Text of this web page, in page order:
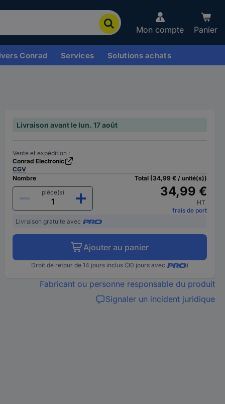
Mon compte Panier
Conrad Services Solutions achats
Livraison avant le lun. 17 août
Vente et expédition :
Conrad Electronic
CGV
Nombre
pièce(s)
Total (34,99 € / unité(s))
34,99 €
HT
frais de port
Livraison gratuite avec
Ajouter au panier
Droit de retour de 14 jours inclus (30 jours avec )
Fabricant ou personne responsable du produit
Signaler un incident juridique